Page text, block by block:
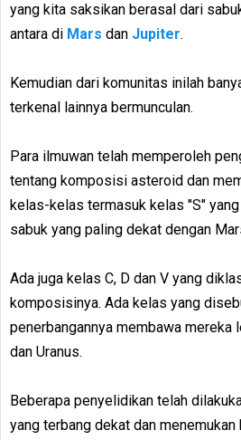
yang kita saksikan berasal dari
antara di Mars dan Jupiter.
Kemudian dari komunitas inilah
terkenal lainnya bermunculan.
Para ilmuwan telah memperoleh
tentang komposisi asteroid dan
kelas-kelas termasuk kelas "S"
sabuk yang paling dekat dengan
Ada juga kelas C, D dan V yang
komposisinya. Ada kelas yang
penerbangannya membawa
dan Uranus.
Beberapa penyelidikan telah
yang terbang dekat dan menemukan